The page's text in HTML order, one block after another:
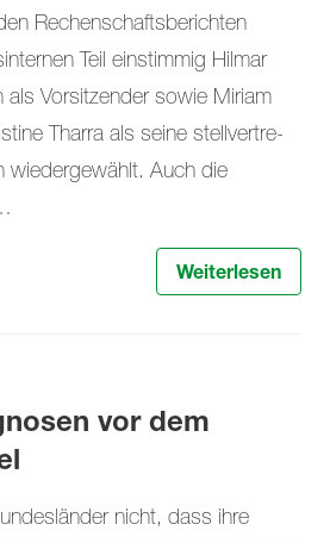
Rechenschaftsberichten
Teil einstimmig Hilmar
als Vorsi­tzender sowie Miriam
Tharra als seine stellvertre­
wiedergewählt. Auch die
Weiterlesen
vor dem
nicht, dass ihre